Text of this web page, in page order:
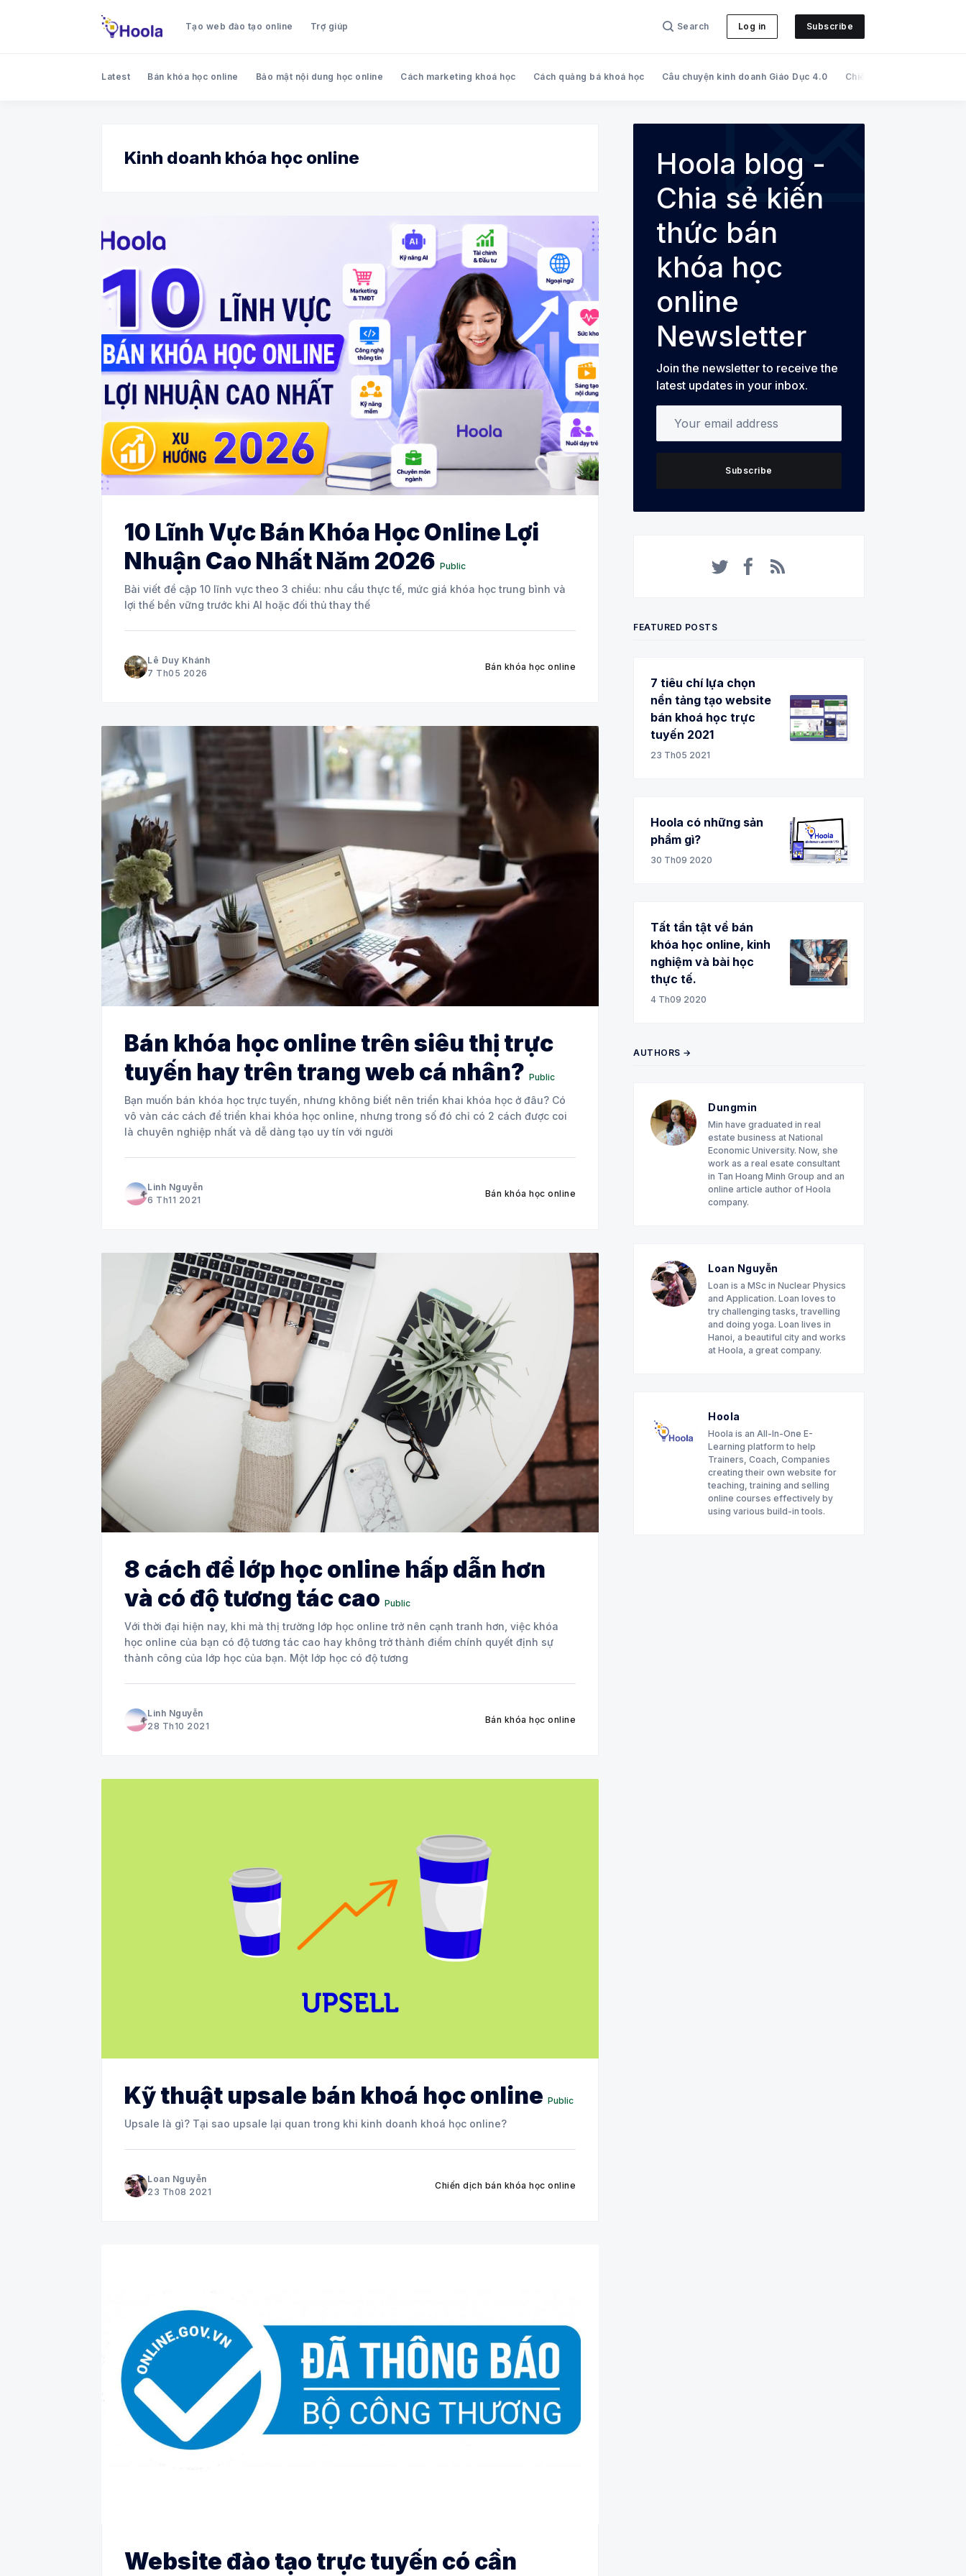
Tạo web đào tạo online Trợ giúp Search Log in Subscribe
Latest Bán khóa học online Bảo mật nội dung học online Cách marketing khoá học Cách quảng bá khoá học Câu chuyện kinh doanh Giáo Dục 4.0 Chiến dịch bán khóa học
Kinh doanh khóa học online
10 Lĩnh Vực Bán Khóa Học Online Lợi
Nhuận Cao Nhất Năm 2026 Public
Bài viết đề cập 10 lĩnh vực theo 3 chiều: nhu cầu thực tế, mức giá khóa học trung bình và
lợi thế bền vững trước khi AI hoặc đối thủ thay thế
Lê Duy Khánh
7 Th05 2026
Bán khóa học online
Bán khóa học online trên siêu thị trực
tuyến hay trên trang web cá nhân? Public
Bạn muốn bán khóa học trực tuyến, nhưng không biết nên triển khai khóa học ở đâu? Có
vô vàn các cách để triển khai khóa học online, nhưng trong số đó chỉ có 2 cách được coi
là chuyên nghiệp nhất và dễ dàng tạo uy tín với người
Linh Nguyễn
6 Th11 2021
Bán khóa học online
8 cách để lớp học online hấp dẫn hơn
và có độ tương tác cao Public
Với thời đại hiện nay, khi mà thị trường lớp học online trở nên cạnh tranh hơn, việc khóa
học online của bạn có độ tương tác cao hay không trở thành điểm chính quyết định sự
thành công của lớp học của bạn. Một lớp học có độ tương
Linh Nguyễn
28 Th10 2021
Bán khóa học online
Kỹ thuật upsale bán khoá học online Public
Upsale là gì? Tại sao upsale lại quan trong khi kinh doanh khoá học online?
Loan Nguyễn
23 Th08 2021
Chiến dịch bán khóa học online
Website đào tạo trực tuyến có cần
Hoola blog -
Chia sẻ kiến
thức bán
khóa học
online
Newsletter
Join the newsletter to receive the
latest updates in your inbox.
Subscribe
FEATURED POSTS
7 tiêu chí lựa chọn
nền tảng tạo website
bán khoá học trực
tuyến 2021
23 Th05 2021
Hoola có những sản
phẩm gì?
30 Th09 2020
Tất tần tật về bán
khóa học online, kinh
nghiệm và bài học
thực tế.
4 Th09 2020
AUTHORS →
Dungmin
Min have graduated in real
estate business at National
Economic University. Now, she
work as a real esate consultant
in Tan Hoang Minh Group and an
online article author of Hoola
company.
Loan Nguyễn
Loan is a MSc in Nuclear Physics
and Application. Loan loves to
try challenging tasks, travelling
and doing yoga. Loan lives in
Hanoi, a beautiful city and works
at Hoola, a great company.
Hoola
Hoola is an All-In-One E-
Learning platform to help
Trainers, Coach, Companies
creating their own website for
teaching, training and selling
online courses effectively by
using various build-in tools.